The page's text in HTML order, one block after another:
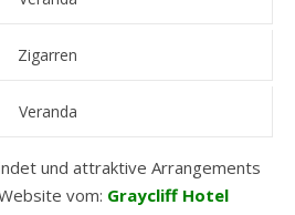
Zigarren
Veranda
und attraktive Arrangements
vom: Graycliff Hotel